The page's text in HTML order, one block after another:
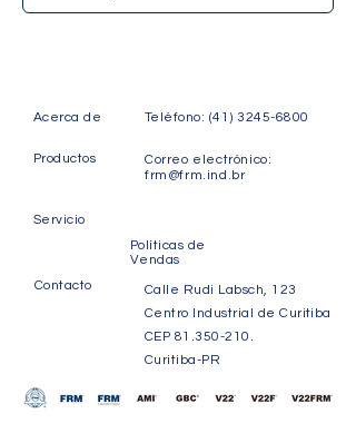
Acerca de Teléfono: (41) 3245-6800
Productos
Correo electrónico:
frm@frm.ind.br
Servicio
Políticas de
Vendas
Contacto
Calle Rudi Labsch, 123
Centro Industrial de Curitiba
CEP 81.350-210 .
Curitiba-PR